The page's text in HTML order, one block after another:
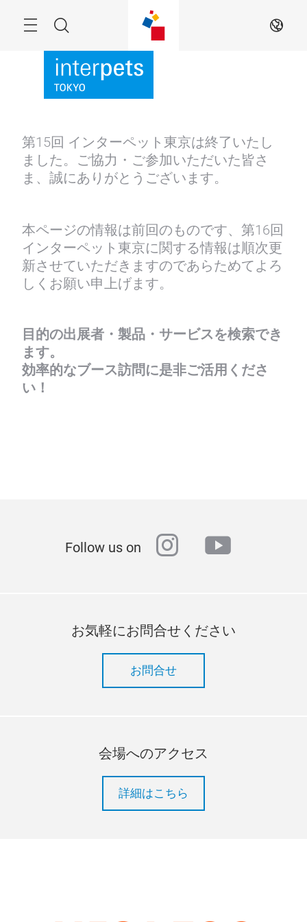
Search JA
第15回 インターペット東京は終了いたし
ました。ご協力・ご参加いただいた皆さ
ま、誠にありがとうございます。
本ページの情報は前回のものです、第16回
インターペット東京に関する情報は順次更
新させていただきますのであらためてよろ
しくお願い申上げます。
目的の出展者・製品・サービスを検索でき
ます。
効率的なブース訪問に是非ご活用くださ
い！
Follow us on instagram
youtube
お気軽にお問合せください
お問合せ
会場へのアクセス
詳細はこちら